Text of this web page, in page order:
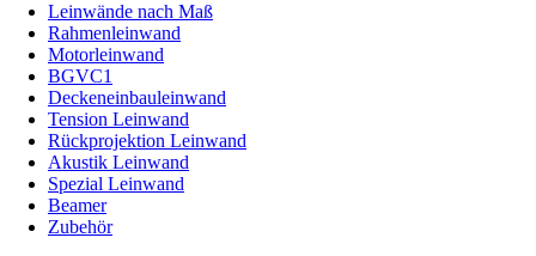
Leinwände nach Maß
Rahmenleinwand
Motorleinwand
BGVC1
Deckeneinbauleinwand
Tension Leinwand
Rückprojektion Leinwand
Akustik Leinwand
Spezial Leinwand
Beamer
Zubehör